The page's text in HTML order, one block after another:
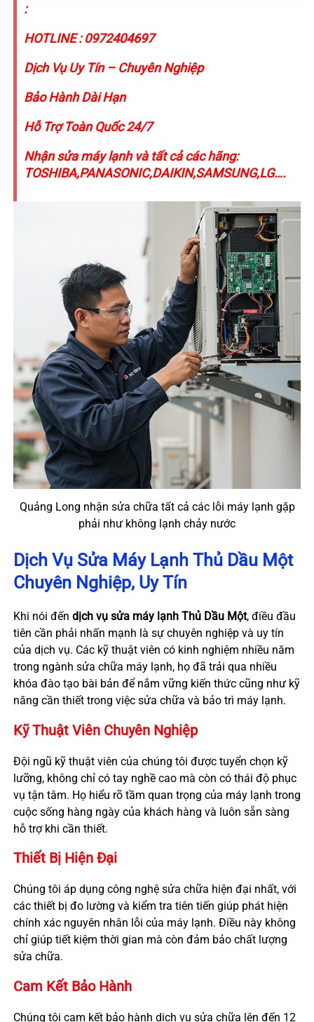
:
HOTLINE : 0972404697
Dịch Vụ Uy Tín – Chuyên Nghiệp
Bảo Hành Dài Hạn
Hỗ Trợ Toàn Quốc 24/7
Nhận sửa máy lạnh và tất cả các hãng:
TOSHIBA,PANASONIC,DAIKIN,SAMSUNG,LG….
Quảng Long nhận sửa chữa tất cả các lỗi máy lạnh gặp
phải như không lạnh chảy nước
Dịch Vụ Sửa Máy Lạnh Thủ Dầu Một
Chuyên Nghiệp, Uy Tín
Khi nói đến dịch vụ sửa máy lạnh Thủ Dầu Một, điều đầu
tiên cần phải nhấn mạnh là sự chuyên nghiệp và uy tín
của dịch vụ. Các kỹ thuật viên có kinh nghiệm nhiều năm
trong ngành sửa chữa máy lạnh, họ đã trải qua nhiều
khóa đào tạo bài bản để nắm vững kiến thức cũng như kỹ
năng cần thiết trong việc sửa chữa và bảo trì máy lạnh.
Kỹ Thuật Viên Chuyên Nghiệp
Đội ngũ kỹ thuật viên của chúng tôi được tuyển chọn kỹ
lưỡng, không chỉ có tay nghề cao mà còn có thái độ phục
vụ tận tâm. Họ hiểu rõ tầm quan trọng của máy lạnh trong
cuộc sống hàng ngày của khách hàng và luôn sẵn sàng
hỗ trợ khi cần thiết.
Thiết Bị Hiện Đại
Chúng tôi áp dụng công nghệ sửa chữa hiện đại nhất, với
các thiết bị đo lường và kiểm tra tiên tiến giúp phát hiện
chính xác nguyên nhân lỗi của máy lạnh. Điều này không
chỉ giúp tiết kiệm thời gian mà còn đảm bảo chất lượng
sửa chữa.
Cam Kết Bảo Hành
Chúng tôi cam kết bảo hành dịch vụ sửa chữa lên đến 12